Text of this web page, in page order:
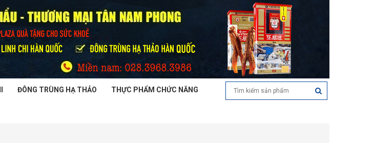
ĐÔNG TRÙNG HẠ THẢO THỰC PHẨM CHỨC NĂNG